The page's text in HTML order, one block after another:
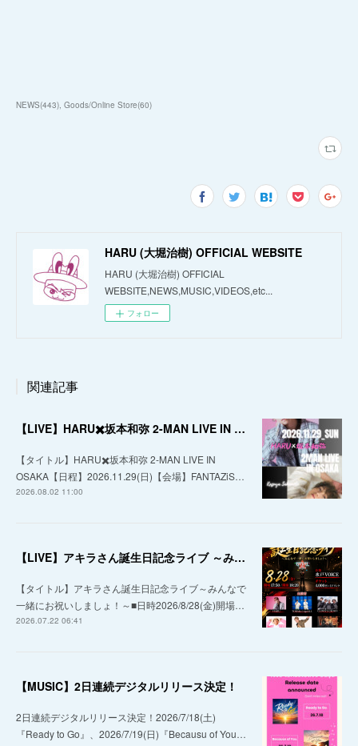
NEWS(443) Goods/Online Store(60)
HARU (大堀治樹) OFFICIAL WEBSITE
HARU (大堀治樹) OFFICIAL
WEBSITE,NEWS,MUSIC,VIDEOS,etc...
フォロー
関連記事
【LIVE】HARU✖️坂本和弥 2-MAN LIVE IN OSAKA
【タイトル】HARU✖️坂本和弥 2-MAN LIVE IN
OSAKA【日程】2026.11.29(日)【会場】FANTAZiS…
2026.08.02 11:00
【LIVE】アキラさん誕生日記念ライブ ～みんなで一緒にお祝いしましょ！～
【タイトル】アキラさん誕生日記念ライブ～みんなで
一緒にお祝いしましょ！～■日時2026/8/28(金)開場…
2026.07.22 06:41
【MUSIC】2日連続デジタルリリース決定！
2日連続デジタルリリース決定！2026/7/18(土)
『Ready to Go』、2026/7/19(日)『Becausu of You…